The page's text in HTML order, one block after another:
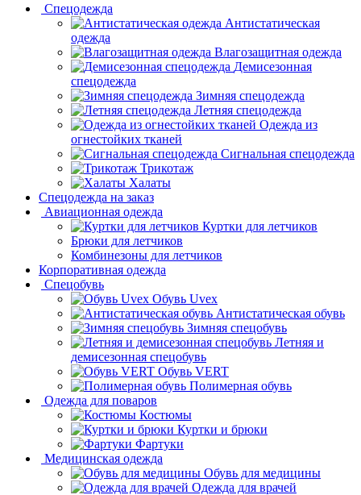
Спецодежда
Антистатическая
одежда
Влагозащитная одежда
Демисезонная
спецодежда
Зимняя спецодежда
Летняя спецодежда
Одежда из
огнестойких тканей
Сигнальная спецодежда
Трикотаж
Халаты
Спецодежда на заказ
Авиационная одежда
Куртки для летчиков
Брюки для летчиков
Комбинезоны для летчиков
Корпоративная одежда
Спецобувь
Обувь Uvex
Антистатическая обувь
Зимняя спецобувь
Летняя и
демисезонная спецобувь
Обувь VERT
Полимерная обувь
Одежда для поваров
Костюмы
Куртки и брюки
Фартуки
Медицинская одежда
Обувь для медицины
Одежда для врачей